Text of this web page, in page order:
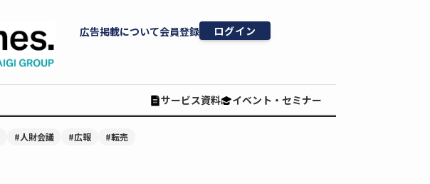
広告掲載について会員登録 ログイン
サービス資料 イベント・セミナー
#人財会議 #広報 #転売